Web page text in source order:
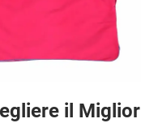
il Miglior